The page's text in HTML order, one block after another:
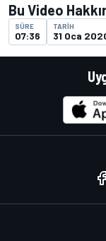
Bu Video
SÜRE
07:36
TARIH
31 Oca